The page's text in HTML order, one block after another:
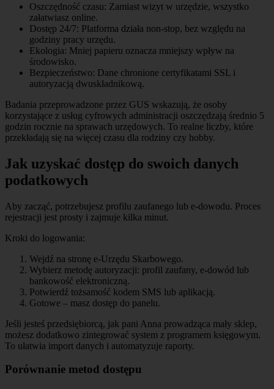
Oszczędność czasu: Zamiast wizyt w urzędzie, wszystko
załatwiasz online.
Dostęp 24/7: Platforma działa non-stop, bez względu na
godziny pracy urzędu.
Ekologia: Mniej papieru oznacza mniejszy wpływ na
środowisko.
Bezpieczeństwo: Dane chronione certyfikatami SSL i
autoryzacją dwuskładnikową.
Badania przeprowadzone przez GUS wskazują, że osoby
korzystające z usług cyfrowych administracji oszczędzają średnio 5
godzin rocznie na sprawach urzędowych. To realne liczby, które
przekładają się na więcej czasu dla rodziny czy hobby.
Jak uzyskać dostęp do swoich danych
podatkowych
Aby zacząć, potrzebujesz profilu zaufanego lub e-dowodu. Proces
rejestracji jest prosty i zajmuje kilka minut.
Kroki do logowania:
Wejdź na stronę e-Urzędu Skarbowego.
Wybierz metodę autoryzacji: profil zaufany, e-dowód lub
bankowość elektroniczną.
Potwierdź tożsamość kodem SMS lub aplikacją.
Gotowe – masz dostęp do panelu.
Jeśli jesteś przedsiębiorcą, jak pani Anna prowadząca mały sklep,
możesz dodatkowo zintegrować system z programem księgowym.
To ułatwia import danych i automatyzuje raporty.
Porównanie metod dostępu